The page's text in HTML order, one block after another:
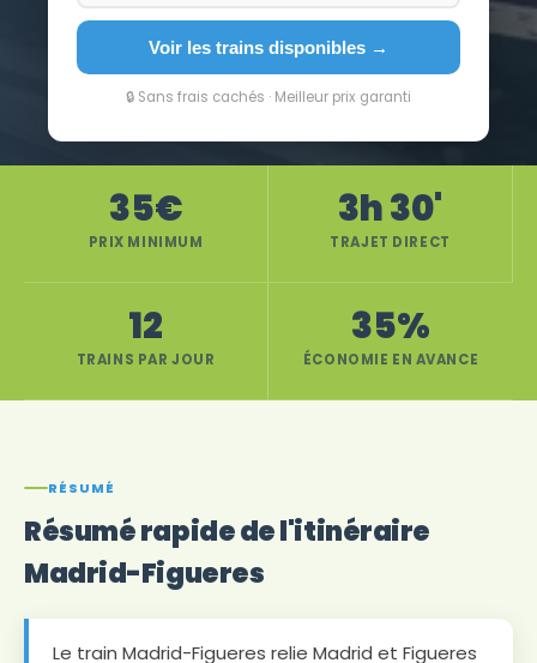
Voir les trains disponibles →
🔒 Sans frais cachés · Meilleur prix garanti
35€
PRIX MINIMUM
3h 30'
TRAJET DIRECT
12
TRAINS PAR JOUR
35%
ÉCONOMIE EN AVANCE
RÉSUMÉ
Résumé rapide de l'itinéraire
Madrid-Figueres
Le train Madrid-Figueres relie Madrid et Figueres